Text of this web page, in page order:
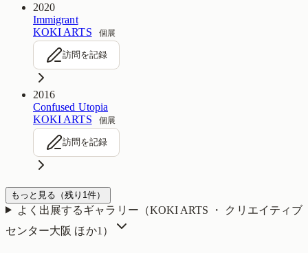
2020
Immigrant
KOKI ARTS
個展
訪問を記録
2016
Confused Utopia
KOKI ARTS
個展
訪問を記録
もっと見る （残り 1件）
よく出展するギャラリー（KOKI ARTS ・ クリエイティブ
センター大阪 ほか1 ）